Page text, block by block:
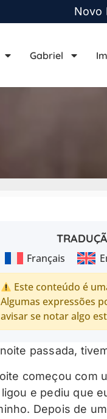
Novo
Gabriel
Français
Este conteúdo é
Algumas expressões
avisar se notar algo
passada,
começou com
e pediu que
Depois de